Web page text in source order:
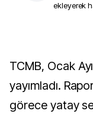
ekleyerek
TCMB, Ocak Ayı Fiyat Gelişmeleri Raporu'nu
yayımladı.
görece yatay